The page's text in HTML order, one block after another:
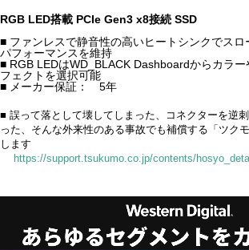
RGB LED搭載 PCIe Gen3 x8接続 SSD
■ ファンレスで静音性の高いヒートシンクでスロ
パフォーマンスを維持
■ RGB LEDはWD_BLACK Dashboardからカラ
フェクトを選択可能
■ メーカー保証： 5年
■ 誤って落として壊してしまった、コネクターを逆
った、そんな外来性のある事故でも補償する「ツク
します
https://support.tsukumo.co.jp/contents/